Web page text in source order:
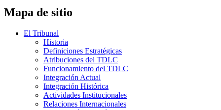
Mapa de sitio
El Tribunal
Historia
Definiciones Estratégicas
Atribuciones del TDLC
Funcionamiento del TDLC
Integración Actual
Integración Histórica
Actividades Institucionales
Relaciones Internacionales